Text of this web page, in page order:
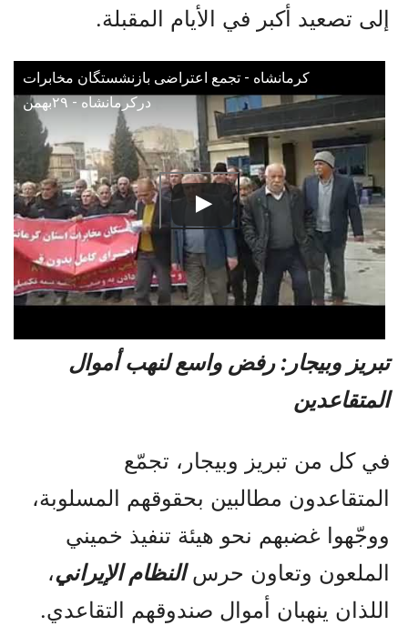
إلى تصعيد أكبر في الأيام المقبلة.
کرمانشاه - تجمع اعتراضی بازنشستگان مخابرات
درکرمانشاه - ۲۹بهمن
تبريز وبيجار: رفض واسع لنهب أموال
المتقاعدين
في كل من تبريز وبيجار، تجمّع
المتقاعدون مطالبين بحقوقهم المسلوبة،
ووجّهوا غضبهم نحو هيئة تنفيذ خميني
الملعون وتعاون حرسالنظام الإيراني،
اللذان ينهبان أموال صندوقهم التقاعدي.